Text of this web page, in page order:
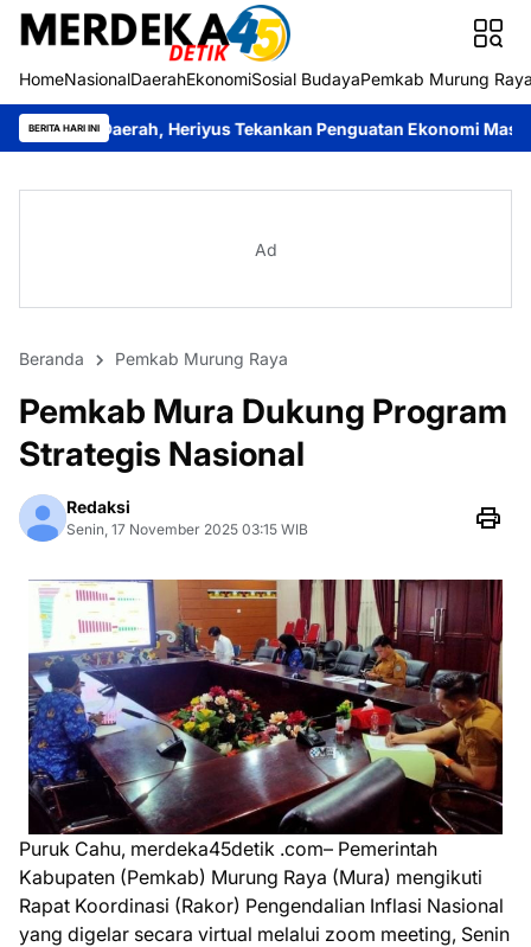
HomeNasionalDaerahEkonomiSosial BudayaPemkab Murung
BERITA HARI INI
Heriyus Tekankan Penguatan Ekonomi Masyarakat Roy
Ad
Beranda Pemkab Murung Raya
Pemkab Mura Dukung Program
Strategis Nasional
Redaksi
Senin, 17 November 2025 03:15 WIB
Puruk Cahu, merdeka45detik .com– Pemerintah
Kabupaten (Pemkab) Murung Raya (Mura) mengikuti
Rapat Koordinasi (Rakor) Pengendalian Inflasi Nasional
yang digelar secara virtual melalui zoom meeting, Senin